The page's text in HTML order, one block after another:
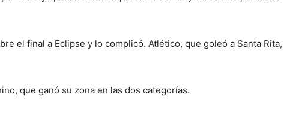
el final a Eclipse y lo complicó. Atlético, que goleó a Santa Rita,
que ganó su zona en las dos categorías.